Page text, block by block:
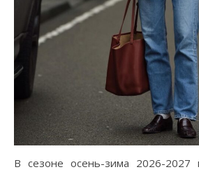
В сезоне осень-зима 2026-2027